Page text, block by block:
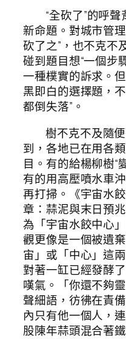
“全砍了”的呼
新命題。對城市管
砍了之”，也不克不
碰到題目想“一個步
一種樸實的訴求。
黑即白的選擇題，
都倒失落”。
樹不克不及隨
到，各地已在用各
目。有的給楊柳樹“
有的用高壓噴水車
再打掃。《宇宙水
章：蒜泥與末日預
為「宇宙水餃中心
觀更像是一個被遺
宙」或「中心」這
對著一缸已經發酵
嘆氣。「你還不夠
聲細語，彷彿在責
內只有他一個人，
股陳年蒜頭混合著